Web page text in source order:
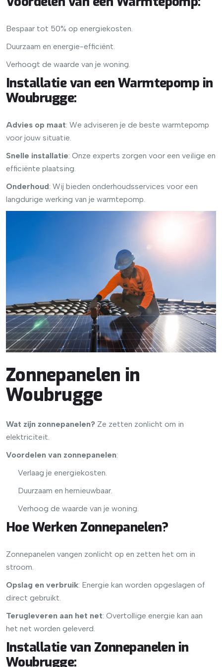
Bespaar tot 50% op energiekosten.
Duurzaam en energie-efficiënt.
Verhoogt de waarde van je woning.
Installatie van een Warmtepomp in
Woubrugge:
Advies op maat: We adviseren je de beste warmtepomp
voor jouw situatie.
Snelle installatie: Onze experts zorgen voor een veilige en
efficiënte plaatsing.
Onderhoud: Wij bieden onderhoudsservices voor een
langdurige werking van je warmtepomp.
Zonnepanelen in
Woubrugge
Wat zijn zonnepanelen? Ze zetten zonlicht om in
elektriciteit.
Voordelen van zonnepanelen:
Verlaag je energiekosten.
Duurzaam en hernieuwbaar.
Verhoog de waarde van je woning.
Hoe Werken Zonnepanelen?
Zonnepanelen vangen zonlicht op en zetten het om in
stroom.
Opslag en verbruik: Energie kan worden opgeslagen of
direct gebruikt.
Terugleveren aan het net: Overtollige energie kan aan
het net worden geleverd.
Installatie van Zonnepanelen in
Woubrugge: